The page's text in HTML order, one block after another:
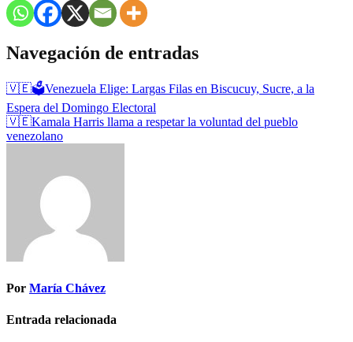
Navegación de entradas
🇻🇪🗳️Venezuela Elige: Largas Filas en Biscucuy, Sucre, a la
Espera del Domingo Electoral
🇻🇪Kamala Harris llama a respetar la voluntad del pueblo
venezolano
Por María Chávez
Entrada relacionada